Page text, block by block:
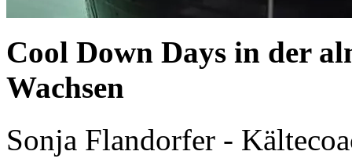
Cool Down Days in der
Wachsen
Sonja Flandorfer -